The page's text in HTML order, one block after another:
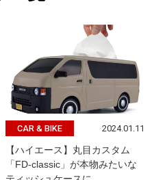
CAR & BIKE 2024.01.11
【ハイエース】丸目カスタム
「FD-classic」が本物みたいな